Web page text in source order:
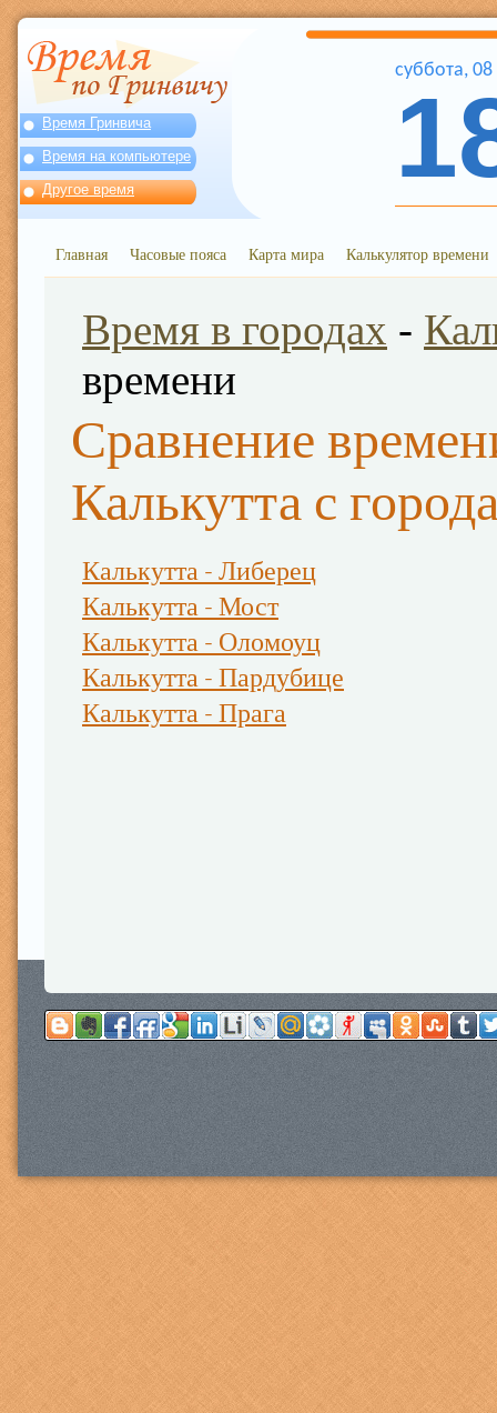
Время Гринвича
Время на компьютере
Другое время
суббота, 08
Главная Часовые пояса Карта мира Калькулятор времени
Время в городах -
времени
Сравнение
Калькутта с
Калькутта - Либерец
Калькутта - Мост
Калькутта - Оломоуц
Калькутта - Пардубице
Калькутта - Прага